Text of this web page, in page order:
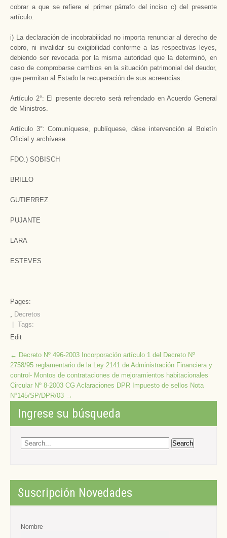
cobrar a que se refiere el primer párrafo del inciso c) del presente
artículo.
i) La declaración de incobrabilidad no importa renunciar al derecho de
cobro, ni invalidar su exigibilidad conforme a las respectivas leyes,
debiendo ser revocada por la misma autoridad que la determinó, en
caso de comprobarse cambios en la situación patrimonial del deudor,
que permitan al Estado la recuperación de sus acreencias.
Artículo 2°: El presente decreto será refrendado en Acuerdo General
de Ministros.
Artículo 3°: Comuníquese, publíquese, dése intervención al Boletín
Oficial y archívese.
FDO.) SOBISCH
BRILLO
GUTIERREZ
PUJANTE
LARA
ESTEVES
Pages:
, Decretos
| Tags:
Edit
Post
navigation
← Decreto Nº 496-2003 Incorporación artículo 1 del Decreto Nº
2758/95 reglamentario de la Ley 2141 de Administración Financiera y
control- Montos de contrataciones de mejoramientos habitacionales
Circular Nº 8-2003 CG Aclaraciones DPR Impuesto de sellos Nota
Nº145/SP/DPR/03 →
Ingrese su búsqueda
Suscripción Novedades
Nombre